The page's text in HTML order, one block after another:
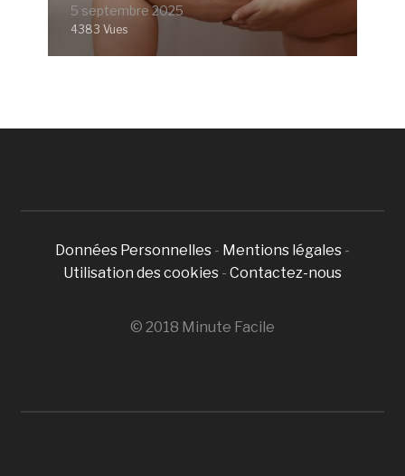
5 septembre 2025
4383 Vues
Données Personnelles - Mentions légales -
Utilisation des cookies - Contactez-nous
© 2018 Minute Facile